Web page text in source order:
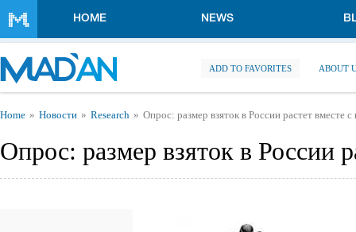
HOME NEWS
ADD TO FAVORITES ABOUT
You are here
Home Новости Research Опрос: размер взяток в России растет вместе
Опрос: размер взяток в России